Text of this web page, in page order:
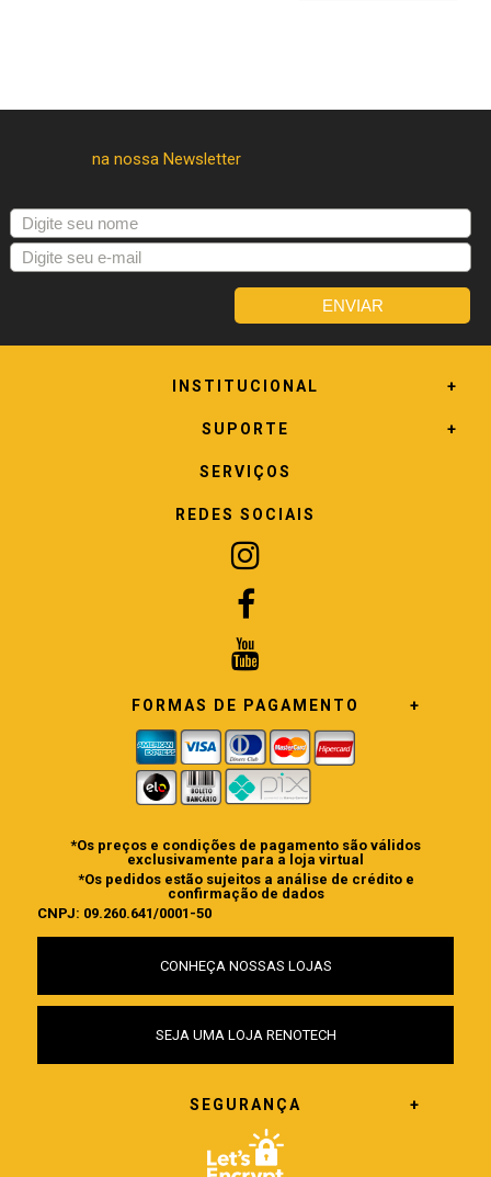
INSTITUCIONAL
SUPORTE
SERVIÇOS
REDES SOCIAIS
FORMAS DE PAGAMENTO
*Os preços e condições de pagamento são válidos
exclusivamente para a loja virtual
*Os pedidos estão sujeitos a análise de crédito e
confirmação de dados
CNPJ: 09.260.641/0001-50
CONHEÇA NOSSAS LOJAS
SEJA UMA LOJA RENOTECH
SEGURANÇA